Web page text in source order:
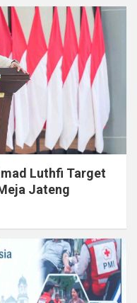
Luthfi Target
Jateng